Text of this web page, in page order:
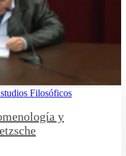
Filosóficos
y